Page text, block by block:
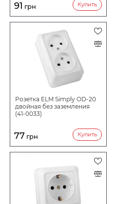
91 грн Купить
Розетка ELM Simply OD-20
двойная без заземления
(41-0033)
77 грн Купить